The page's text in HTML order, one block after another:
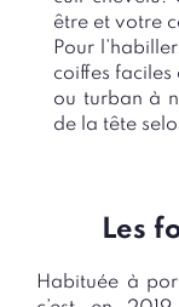
être et votre
Pour
coiffes
ou turban à
de la tête
Les
Habituée à